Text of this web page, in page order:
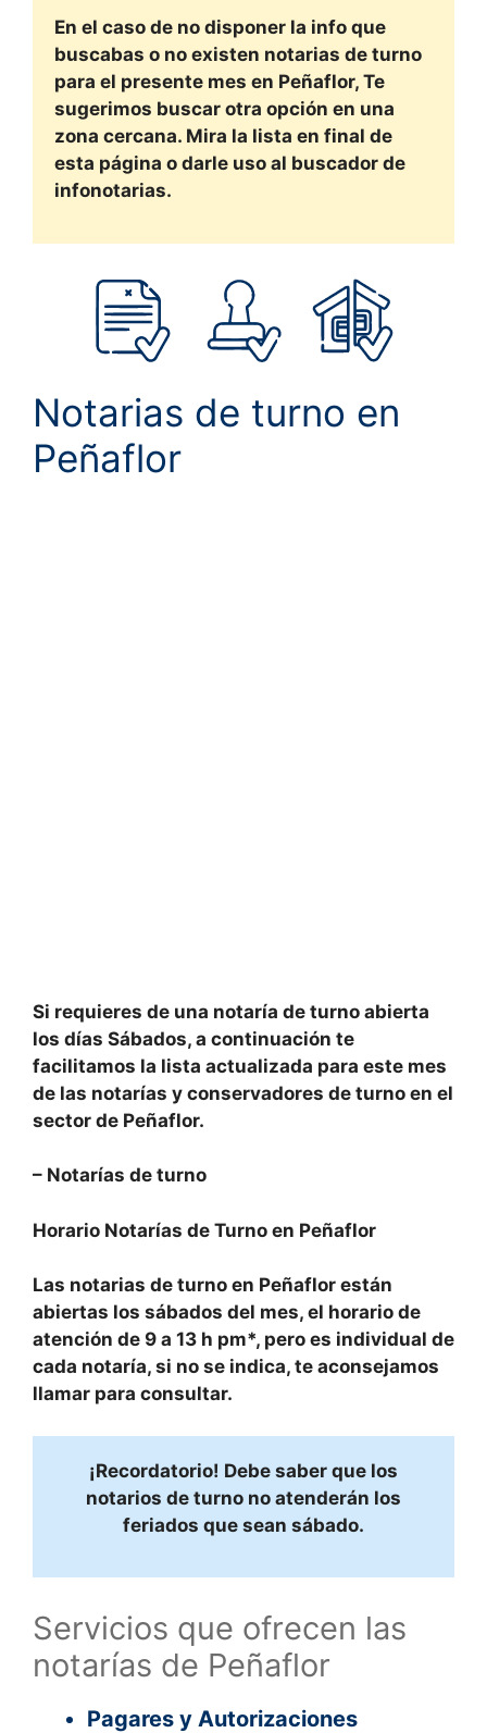
En el caso de no disponer la info que
buscabas o no existen notarias de turno
para el presente mes en Peñaflor, Te
sugerimos buscar otra opción en una
zona cercana. Mira la lista en final de
esta página o darle uso al buscador de
infonotarias.
Notarias de turno en
Peñaflor
Si requieres de una notaría de turno abierta
los días Sábados, a continuación te
facilitamos la lista actualizada para este mes
de las notarías y conservadores de turno en el
sector de Peñaflor.
– Notarías de turno
Horario Notarías de Turno en Peñaflor
Las notarias de turno en Peñaflor están
abiertas los sábados del mes, el horario de
atención de 9 a 13 h pm*, pero es individual de
cada notaría, si no se indica, te aconsejamos
llamar para consultar.
¡Recordatorio! Debe saber que los
notarios de turno no atenderán los
feriados que sean sábado.
Servicios que ofrecen las
notarías de Peñaflor
Pagares y Autorizaciones